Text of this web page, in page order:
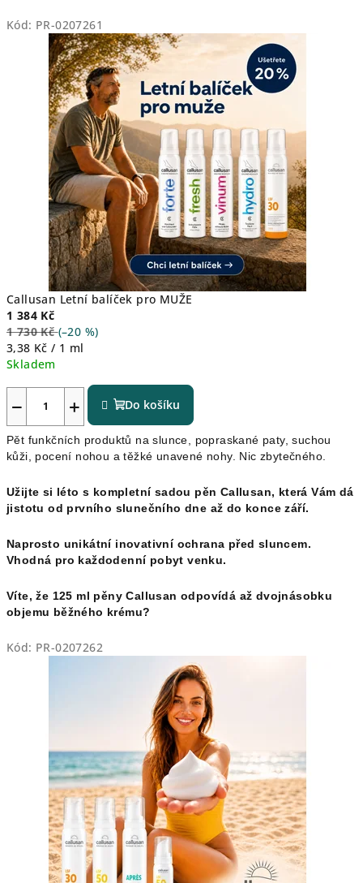
Kód: PR-0207261
Callusan Letní balíček pro MUŽE
1 384 Kč
1 730 Kč (–20 %)
Měrná
cena:
3,38 Kč / 1 ml
Skladem
+
− Do košíku
Pět funkčních produktů na slunce, popraskané paty, suchou
kůži, pocení nohou a těžké unavené nohy. Nic zbytečného.
Užijte si léto s kompletní sadou pěn Callusan, která Vám dá
jistotu od prvního slunečního dne až do konce září.
Naprosto unikátní inovativní ochrana před sluncem.
Vhodná pro každodenní pobyt venku.
Víte, že 125 ml pěny Callusan odpovídá až dvojnásobku
objemu běžného krému?
Kód: PR-0207262